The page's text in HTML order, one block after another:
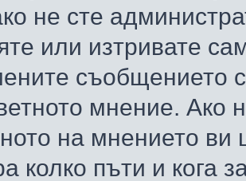
не сте
или изтривате
съобщението
мнение. Ако
на мнението ви
колко пъти и кога